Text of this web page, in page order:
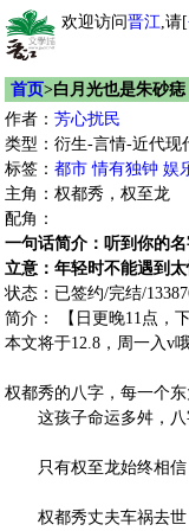
欢迎访问晋江,请[
首页>白月光也是朱砂痣
作者： 芳心扰民
类型：衍生-言情-近代现
标签： 都市 情有独钟 娱
主角：权都秀，权至龙
配角：
一句话简介：听到你的
立意：年轻时不能遇到
状态：已签约/完结/
简介： 【日更晚11点，
本文将于12.8，周一入v
权都秀的八字，每一个东
这孩子命运多舛，八
只有权至龙始终相信
权都秀丈夫车祸去世